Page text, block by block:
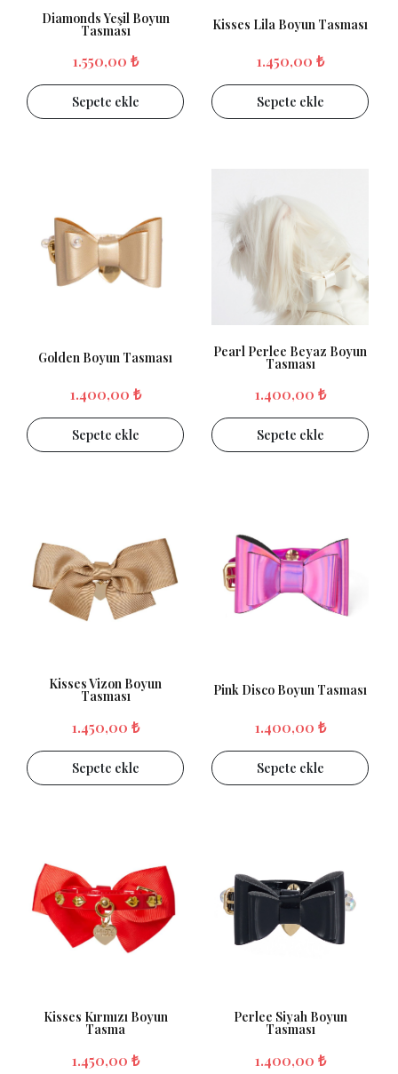
Diamonds Yeşil Boyun
Tasması
1.550,00 ₺
Sepete ekle
Kisses Lila Boyun Tasması
1.450,00 ₺
Sepete ekle
Golden Boyun Tasması
1.400,00 ₺
Sepete ekle
Pearl Perlee Beyaz Boyun
Tasması
1.400,00 ₺
Sepete ekle
Kisses Vizon Boyun
Tasması
1.450,00 ₺
Sepete ekle
Pink Disco Boyun Tasması
1.400,00 ₺
Sepete ekle
Kisses Kırmızı Boyun
Tasma
1.450,00 ₺
Perlee Siyah Boyun
Tasması
1.400,00 ₺